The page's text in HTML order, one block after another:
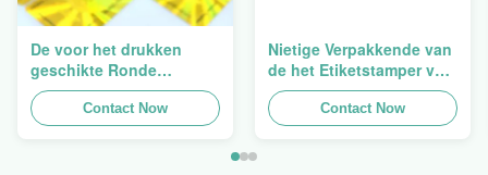
De voor het drukken
geschikte Ronde
Verpakkende
Holografische
Zelfklevende Bladen van
Contact Now
Nietige Verpakkende van
de het Etiketstamper van
de Hologramveiligheid
Duidelijke het
Hologramsticker Logo
Contact Now